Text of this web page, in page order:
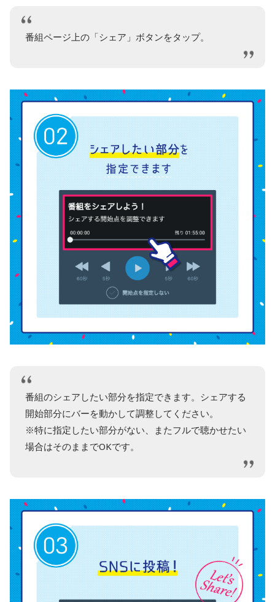
番組ページ上の「シェア」ボタンをタップ。
番組のシェアしたい部分を指定できます。シェアする
開始部分にバーを動かして調整してください。
※特に指定したい部分がない、またフルで聴かせたい
場合はそのままでOKです。